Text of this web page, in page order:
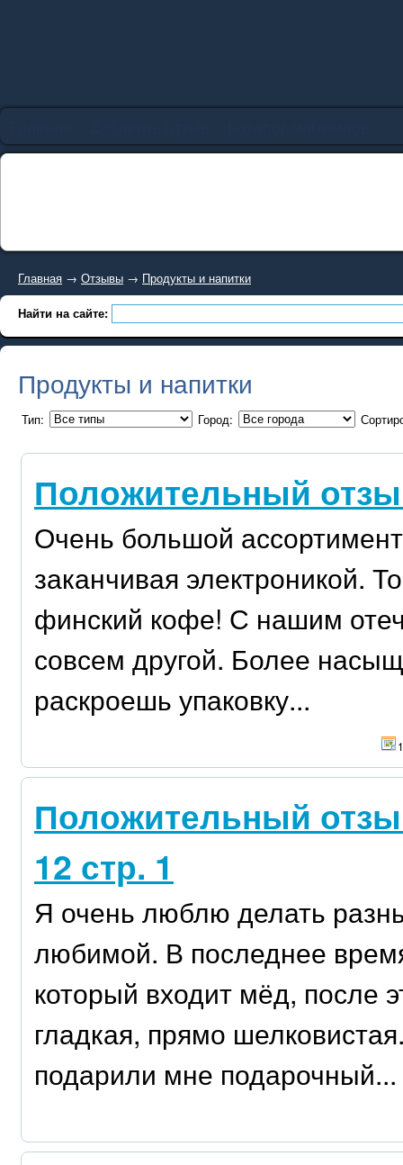
Главная → Отзывы → Продукты и напитки
Найти на сайте:
Продукты и напитки
Тип: Город:
Положительный
Очень большой
заканчивая электроникой.
финский кофе! С нашим
совсем другой. Более
раскроешь упаковку...
Положительный
12 стр. 1
Я очень люблю делать
любимой. В последнее
который входит мёд, после
гладкая, прямо
подарили мне подарочный...